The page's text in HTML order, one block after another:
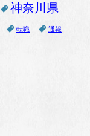
神奈川県
転職
通報